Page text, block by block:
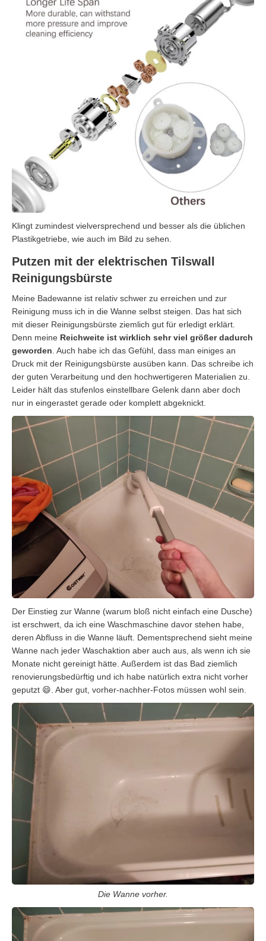
Klingt zumindest vielversprechend und besser als die üblichen
Plastikgetriebe, wie auch im Bild zu sehen.
Putzen mit der elektrischen Tilswall
Reinigungsbürste
Meine Badewanne ist relativ schwer zu erreichen und zur
Reinigung muss ich in die Wanne selbst steigen. Das hat sich
mit dieser Reinigungsbürste ziemlich gut für erledigt erklärt.
Denn meine Reichweite ist wirklich sehr viel größer dadurch
geworden. Auch habe ich das Gefühl, dass man einiges an
Druck mit der Reinigungsbürste ausüben kann. Das schreibe ich
der guten Verarbeitung und den hochwertigeren Materialien zu.
Leider hält das stufenlos einstellbare Gelenk dann aber doch
nur in eingerastet gerade oder komplett abgeknickt.
Der Einstieg zur Wanne (warum bloß nicht einfach eine Dusche)
ist erschwert, da ich eine Waschmaschine davor stehen habe,
deren Abfluss in die Wanne läuft. Dementsprechend sieht meine
Wanne nach jeder Waschaktion aber auch aus, als wenn ich sie
Monate nicht gereinigt hätte. Außerdem ist das Bad ziemlich
renovierungsbedürftig und ich habe natürlich extra nicht vorher
geputzt 😄. Aber gut, vorher-nachher-Fotos müssen wohl sein.
Die Wanne vorher.